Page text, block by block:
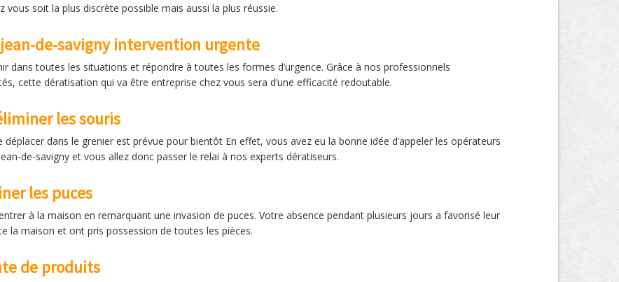
soit la plus discrète possible mais aussi la plus réussie.
de-savigny intervention urgente
dans toutes les situations et répondre à toutes les formes d’urgence. Grâce à nos professionnels
cette dératisation qui va être entreprise chez vous sera d’une efficacité redoutable.
les souris
dans le grenier est prévue pour bientôt En effet, vous avez eu la bonne idée d’appeler les opérateurs
de-savigny et vous allez donc passer le relai à nos experts dératiseurs.
les puces
à la maison en remarquant une invasion de puces. Votre absence pendant plusieurs jours a favorisé leur
la maison et ont pris possession de toutes les pièces.
de produits